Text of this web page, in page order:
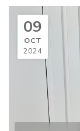
09
OCT
2024